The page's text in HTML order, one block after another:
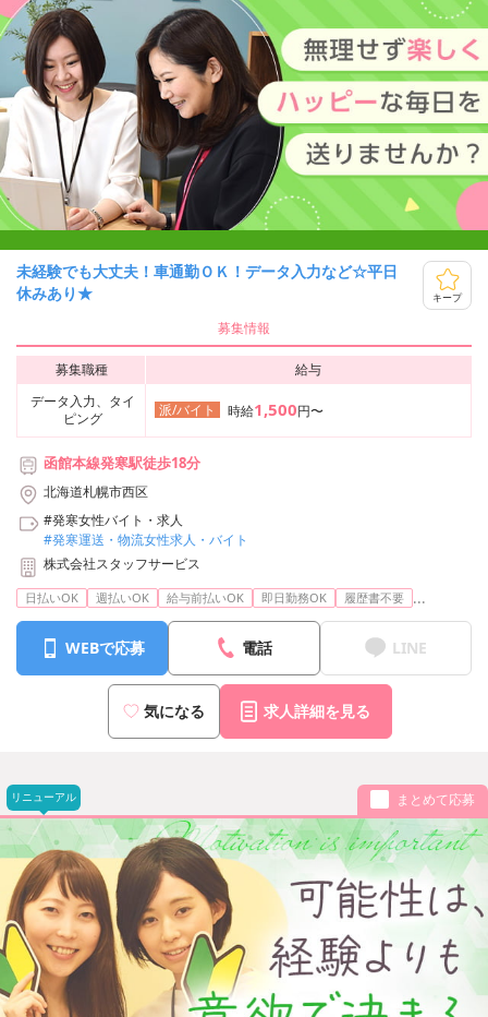
未経験でも大丈夫！車通勤ＯＫ！データ入力など☆平日
休みあり★
キープ
募集情報
募集職種
給与
データ入力、タイ
ピング
派/バイト 時給1,500円〜
函館本線発寒駅徒歩18分
北海道札幌市西区
#発寒女性バイト・求人
#発寒運送・物流女性求人・バイト
株式会社スタッフサービス
日払いOK 週払いOK 給与前払いOK 即日勤務OK 履歴書不要 ...
WEBで応募 電話 LINE
気になる 求人詳細を見る
リニューアル まとめて応募